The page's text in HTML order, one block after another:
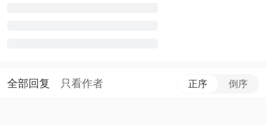
全部回复 只看作者 正序 倒序